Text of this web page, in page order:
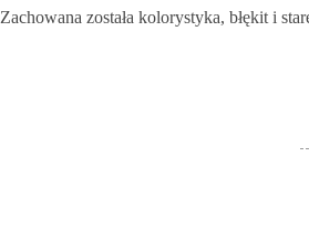
Zachowana została kolorystyka, błękit i